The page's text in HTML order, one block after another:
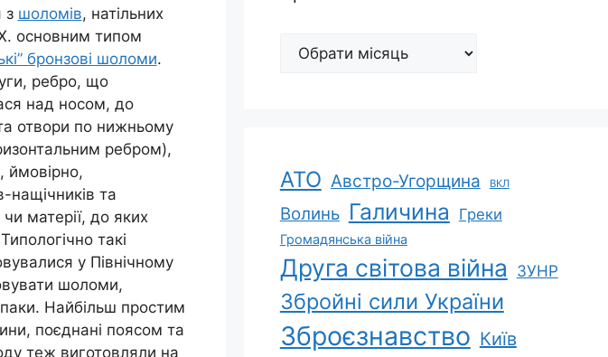
з шоломів, натільних
основним типом
бронзові шоломи.
ребро, що
над носом, до
отвори по нижньому
ребром),
ймовірно,
нащічників та
матерії, до яких
такі
у Північному
шоломи,
Найбільш простим
поєднані поясом та
теж виготовляли на
Архіви
АТО Австро-Угорщина ВКЛ
Волинь Галичина Греки
Громадянська війна
Друга світова війна ЗУНР
Збройні сили України
Зброєзнавство Київ